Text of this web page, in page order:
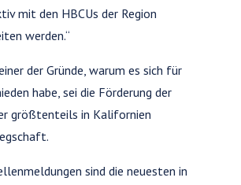
mit den HBCUs der Region
werden.“
der Gründe, warum es sich für
habe, sei die Förderung der
größtenteils in Kalifornien
sind die neuesten in